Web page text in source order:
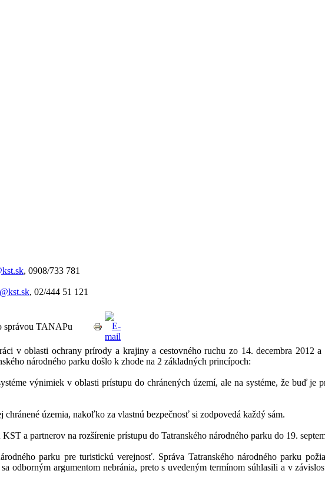
, 0908/733 781
, 02/444 51 121
správou TANAPu
v oblasti ochrany prírody a krajiny a cestovného ruchu zo 14. decembra 2012
národného parku došlo k zhode na 2 základných princípoch:
výnimiek v oblasti prístupu do chránených území, ale na systéme, že buď je
územia, nakoľko za vlastnú bezpečnosť si zodpovedá každý sám.
a partnerov na rozšírenie prístupu do Tatranského národného parku do 19.
parku pre turistickú verejnosť. Správa Tatranského národného parku
odborným argumentom nebránia, preto s uvedeným termínom súhlasili a v